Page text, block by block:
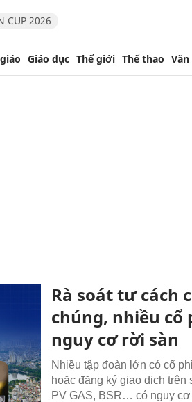
CUP 2026
Giáo dục Thế giới Thể thao
Rà soát tư cách
chúng, nhiều cổ
nguy cơ rời sàn
Nhiều tập đoàn lớn có cổ
hoặc đăng ký giao dịch
PV GAS, BSR… có nguy